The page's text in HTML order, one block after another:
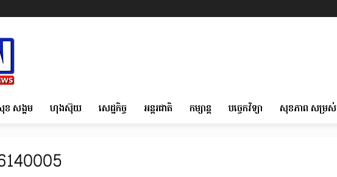
ខ សង្គម ហុងស៊ុយ សេដ្ឋកិច្ច អន្តរជាតិ កម្សាន្ត បច្ចេកវិទ្យា សុខភាព សម្រស់